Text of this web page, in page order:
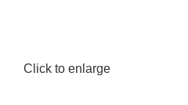
Click to enlarge